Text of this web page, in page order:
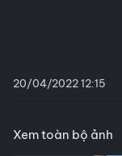
20/04/2022 12:15
Xem toàn bộ ảnh